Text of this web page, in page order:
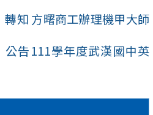
轉知 方曙商工辦理機甲大師
公告111學年度武漢國中英